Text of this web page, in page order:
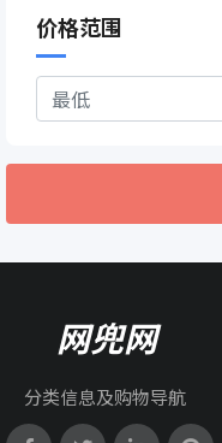
价格范围
网兜网
分类信息及购物导航